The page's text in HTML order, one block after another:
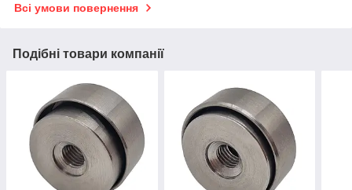
Всі умови повернення
Подібні товари компанії